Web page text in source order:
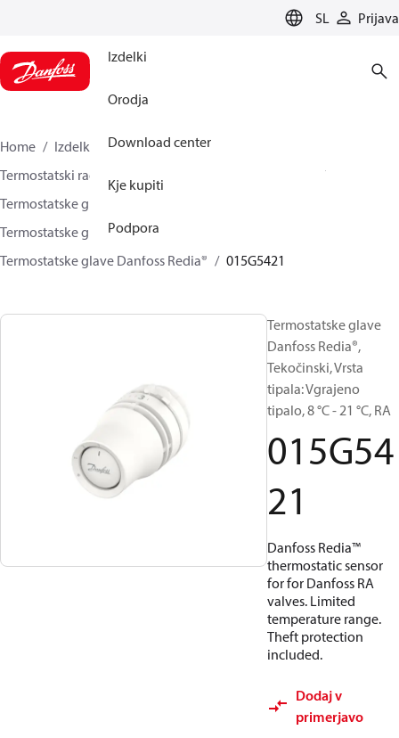
SL Prijava
Izdelki
Orodja
Download center
Kje kupiti
Podpora
Home Izdelki
Climate Solutions za ogrevanje
Termostatski radiatorski ventili
Termostatske glave brez pomožne energije
Termostatske glave za Danfossove RA ventile
Termostatske glave Danfoss Redia®
015G5421
Termostatske glave
Danfoss Redia®,
Tekočinski, Vrsta
tipala: Vgrajeno
tipalo, 8 °C - 21 °C, RA
015G54
21
Danfoss Redia™
thermostatic sensor
for for Danfoss RA
valves. Limited
temperature range.
Theft protection
included.
Dodaj v
primerjavo